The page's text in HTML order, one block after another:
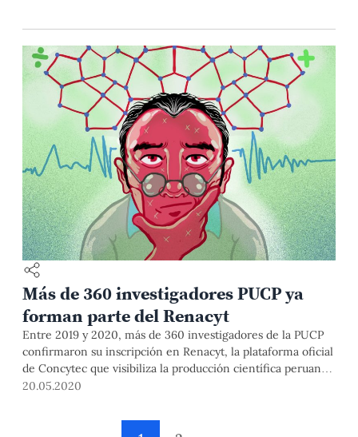
Más de 360 investigadores PUCP ya
forman parte del Renacyt
Entre 2019 y 2020, más de 360 investigadores de la PUCP
confirmaron su inscripción en Renacyt, la plataforma oficial
de Concytec que visibiliza la producción científica peruana.
Un total de 171 investigadores se encuentran ubicados en la
investigadores se encuentran en la categoría María
20.05.2020